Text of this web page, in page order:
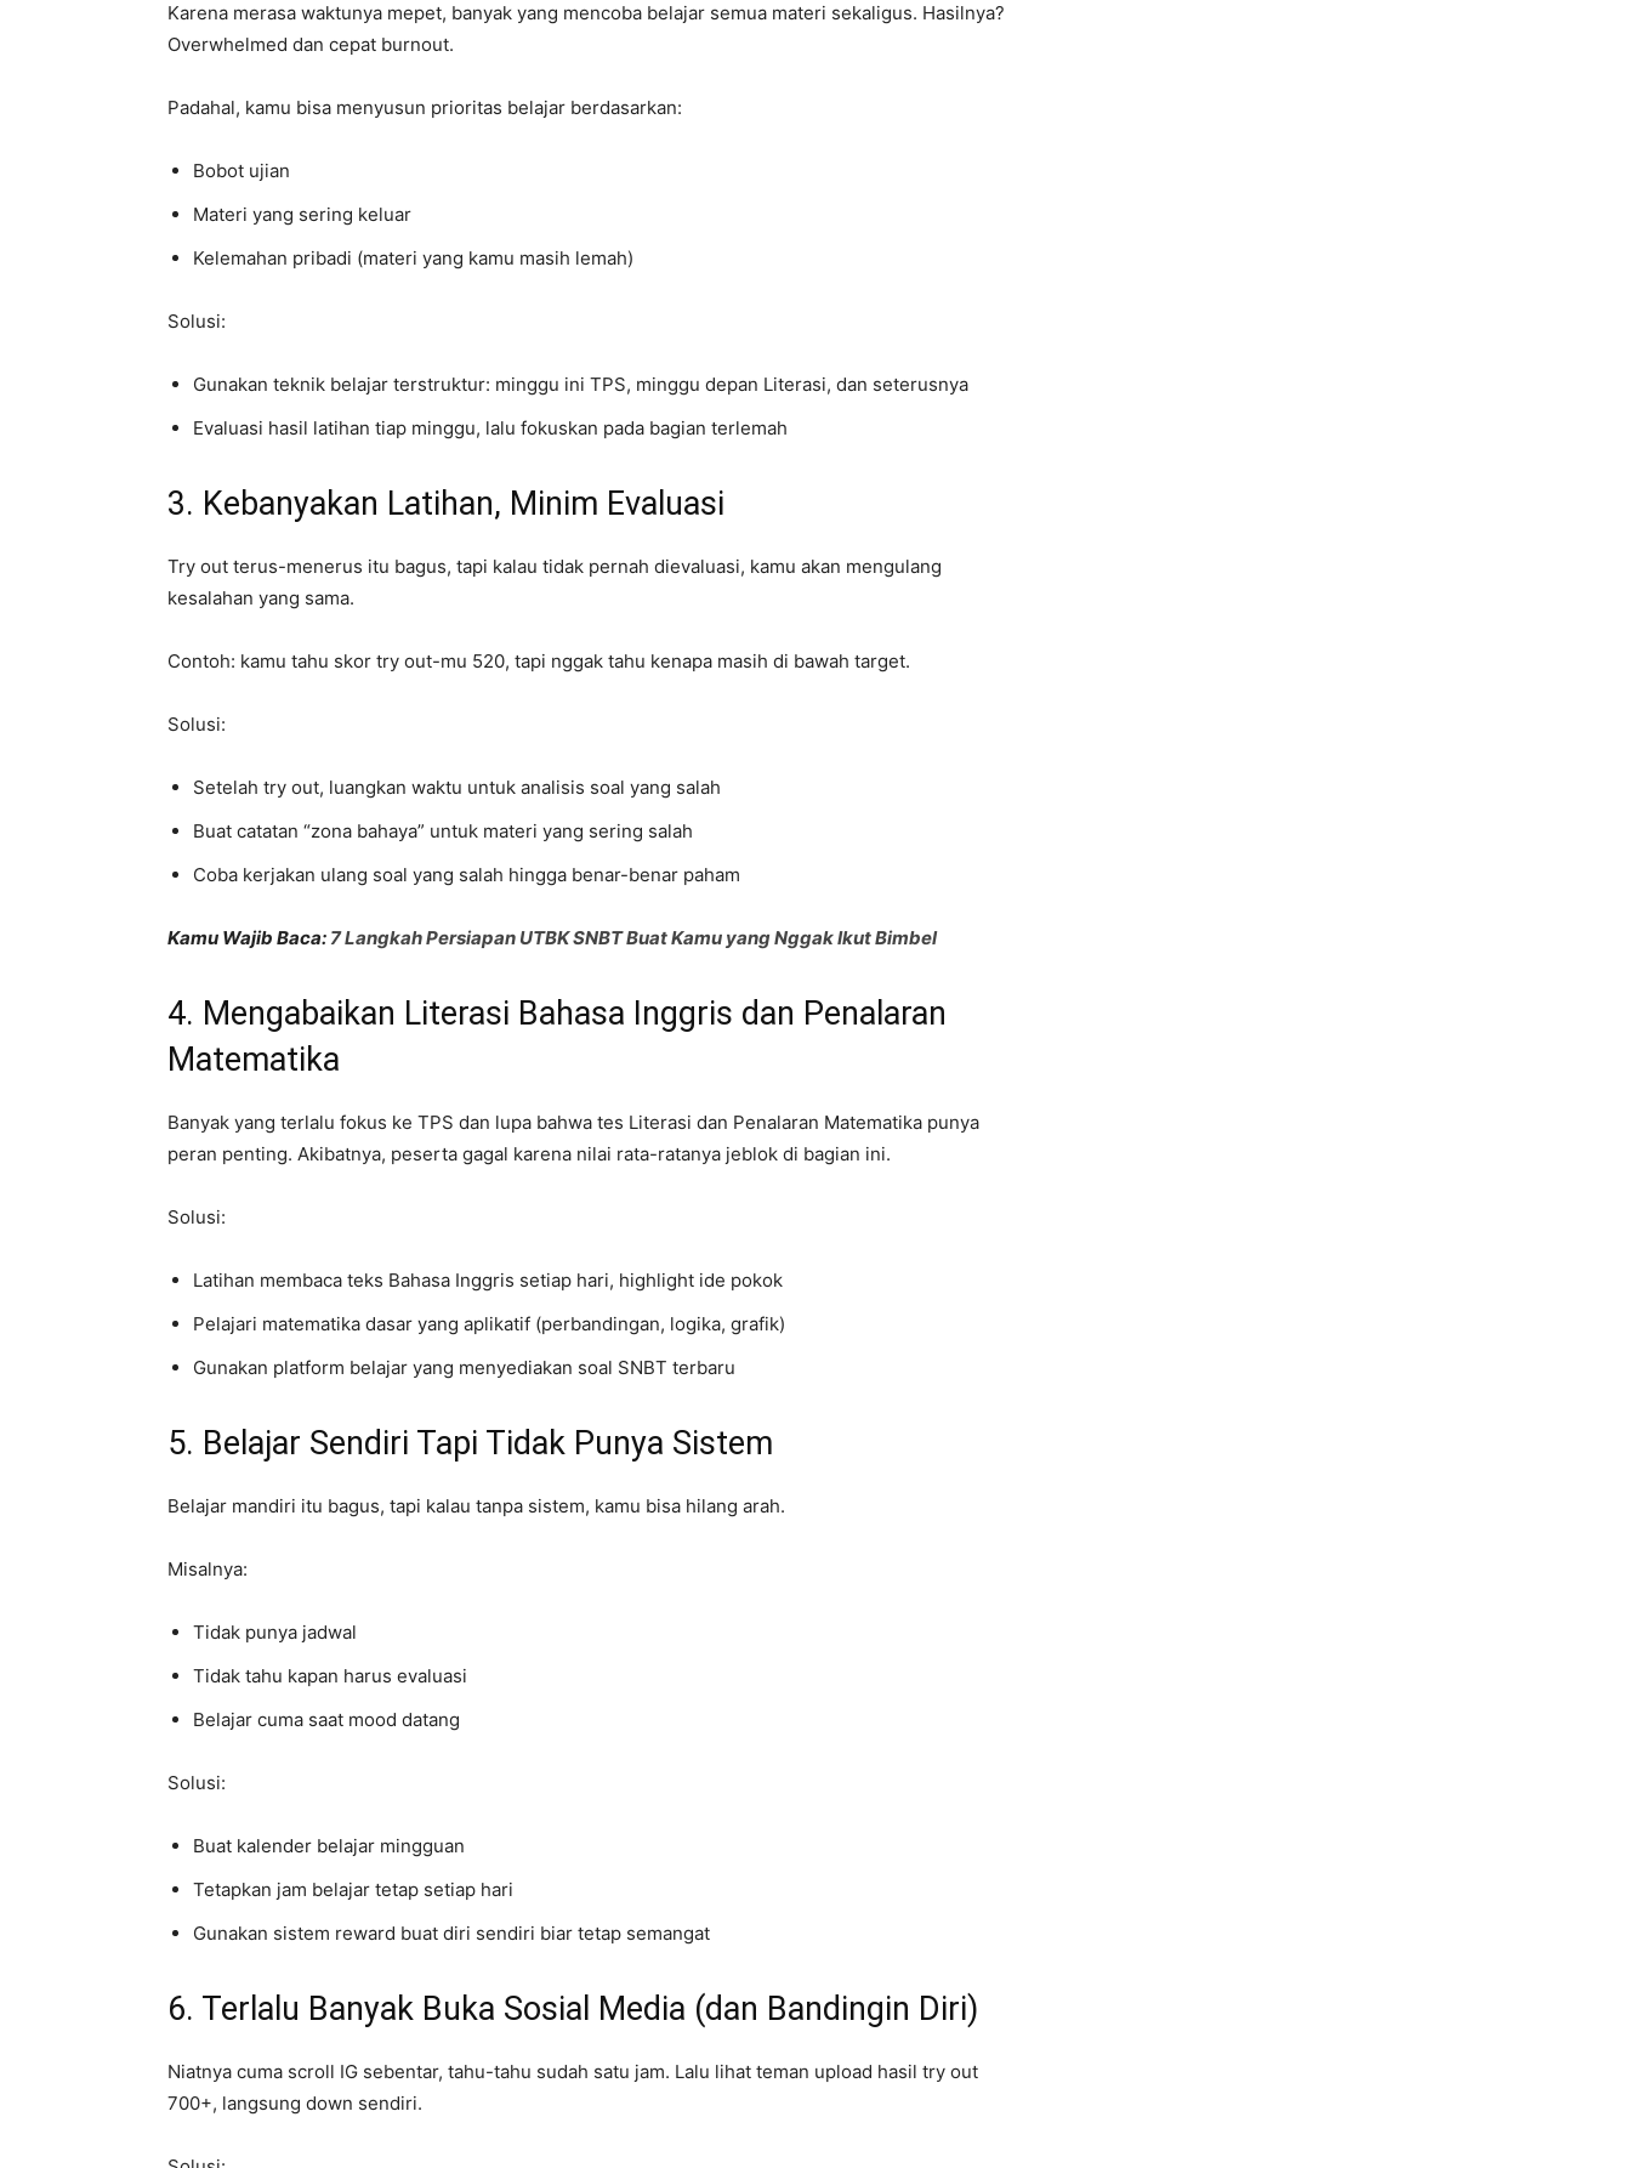
Karena merasa waktunya mepet, banyak yang mencoba belajar semua materi sekaligus. Hasilnya?
Overwhelmed dan cepat burnout.
Padahal, kamu bisa menyusun prioritas belajar berdasarkan:
Bobot ujian
Materi yang sering keluar
Kelemahan pribadi (materi yang kamu masih lemah)
Solusi:
Gunakan teknik belajar terstruktur: minggu ini TPS, minggu depan Literasi, dan seterusnya
Evaluasi hasil latihan tiap minggu, lalu fokuskan pada bagian terlemah
3. Kebanyakan Latihan, Minim Evaluasi
Try out terus-menerus itu bagus, tapi kalau tidak pernah dievaluasi, kamu akan mengulang
kesalahan yang sama.
Contoh: kamu tahu skor try out-mu 520, tapi nggak tahu kenapa masih di bawah target.
Solusi:
Setelah try out, luangkan waktu untuk analisis soal yang salah
Buat catatan “zona bahaya” untuk materi yang sering salah
Coba kerjakan ulang soal yang salah hingga benar-benar paham
Kamu Wajib Baca: 7 Langkah Persiapan UTBK SNBT Buat Kamu yang Nggak Ikut Bimbel
4. Mengabaikan Literasi Bahasa Inggris dan Penalaran
Matematika
Banyak yang terlalu fokus ke TPS dan lupa bahwa tes Literasi dan Penalaran Matematika punya
peran penting. Akibatnya, peserta gagal karena nilai rata-ratanya jeblok di bagian ini.
Solusi:
Latihan membaca teks Bahasa Inggris setiap hari, highlight ide pokok
Pelajari matematika dasar yang aplikatif (perbandingan, logika, grafik)
Gunakan platform belajar yang menyediakan soal SNBT terbaru
5. Belajar Sendiri Tapi Tidak Punya Sistem
Belajar mandiri itu bagus, tapi kalau tanpa sistem, kamu bisa hilang arah.
Misalnya:
Tidak punya jadwal
Tidak tahu kapan harus evaluasi
Belajar cuma saat mood datang
Solusi:
Buat kalender belajar mingguan
Tetapkan jam belajar tetap setiap hari
Gunakan sistem reward buat diri sendiri biar tetap semangat
6. Terlalu Banyak Buka Sosial Media (dan Bandingin Diri)
Niatnya cuma scroll IG sebentar, tahu-tahu sudah satu jam. Lalu lihat teman upload hasil try out
700+, langsung down sendiri.